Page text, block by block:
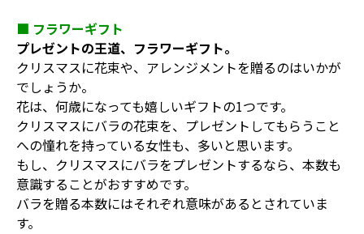
■ フラワーギフト
プレゼントの王道、フラワーギフト。
クリスマスに花束や、アレンジメントを贈るのはいかが
でしょうか。
花は、何歳になっても嬉しいギフトの1つです。
クリスマスにバラの花束を、プレゼントしてもらうこと
への憧れを持っている女性も、多いと思います。
もし、クリスマスにバラをプレゼントするなら、本数も
意識することがおすすめです。
バラを贈る本数にはそれぞれ意味があるとされていま
す。